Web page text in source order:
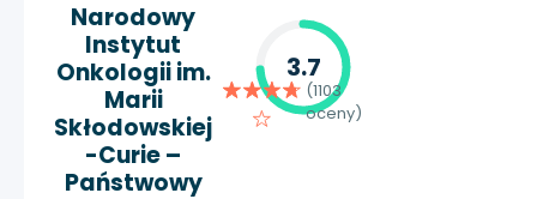
Narodowy
Instytut
Onkologii im.
Marii
Skłodowskiej
-Curie –
Państwowy
3.7
(1103
oceny)